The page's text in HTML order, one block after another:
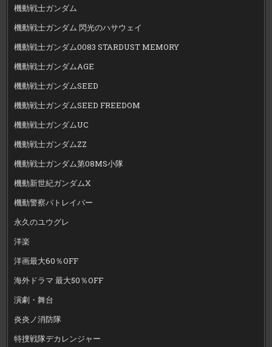
機動戦士ガンダム
機動戦士ガンダム 閃光のハサウェイ
機動戦士ガンダム0083 STARDUST MEMORY
機動戦士ガンダムAGE
機動戦士ガンダムSEED
機動戦士ガンダムSEED FREEDOM
機動戦士ガンダムUC
機動戦士ガンダムZZ
機動戦士ガンダム第08MS小隊
機動新世紀ガンダムX
機動警察パトレイバー
永久のユウグレ
洋楽
洋画最大60％OFF
海外ドラマ 最大50％OFF
演劇・舞台
炎炎ノ消防隊
特捜戦隊デカレンジャー